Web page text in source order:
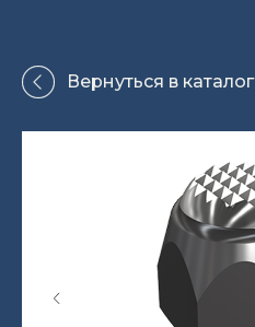
Вернуться в каталог